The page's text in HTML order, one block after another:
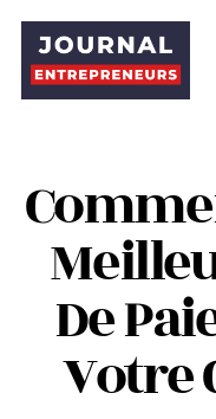
De
Votre